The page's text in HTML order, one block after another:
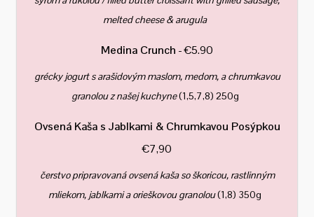
melted cheese & arugula
Medina Crunch - €5.90
grécky jogurt s arašidovým maslom, medom, a chrumkavou
granolou z našej kuchyne(1,5,7,8) 250g
Ovsená Kaša s Jablkami & Chrumkavou Posýpkou
€7,90
čerstvo pripravovaná ovsená kaša so škoricou, rastlinným
mliekom, jablkami a orieškovou granolou(1,8) 350g